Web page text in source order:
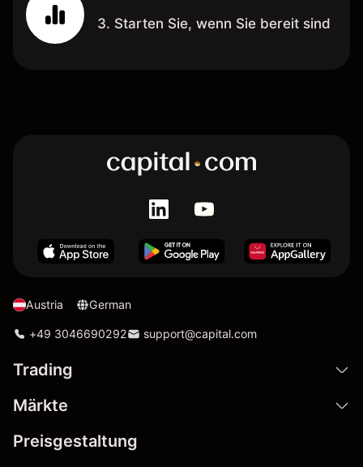
3. Starten Sie, wenn Sie bereit sind
Austria German
+49 3046690292 support@capital.com
Trading
Märkte
Preisgestaltung